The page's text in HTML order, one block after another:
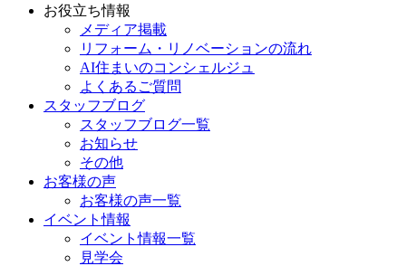
お役立ち情報
メディア掲載
リフォーム・リノベーションの流れ
AI住まいのコンシェルジュ
よくあるご質問
スタッフブログ
スタッフブログ一覧
お知らせ
その他
お客様の声
お客様の声一覧
イベント情報
イベント情報一覧
見学会